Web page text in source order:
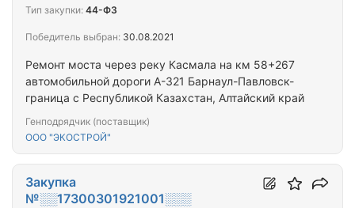
Ремонт моста через реку Касмала на км 58+267
автомобильной дороги А-321 Барнаул-Павловск-
граница с Республикой Казахстан, Алтайский край
Генподрядчик (поставщик)
ООО "ЭКОСТРОЙ"
Тип закупки: 44-ФЗ
Победитель выбран: 30.08.2021
Закупка
№░░17300301921001░░░